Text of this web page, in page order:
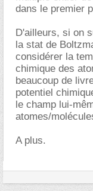
dans le premier
D'ailleurs, si on
la stat de
considérer la
chimique des
beaucoup de
potentiel
le champ lui-
atomes/
A plus.